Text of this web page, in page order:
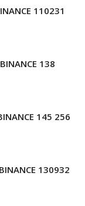
110231
138
145 256
130932